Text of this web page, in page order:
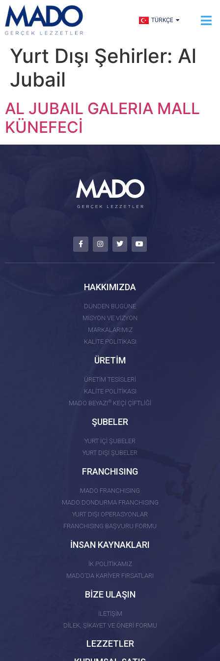
TÜRKÇE
العربية
Yurt Dışı Şehirler: Al
Jubail
AL JUBAIL GALERIA MALL
KÜNEFECİ
HAKKIMIZDA
DÜNDEN BUGÜNE
MİSYON VE VİZYON
MARKALARIMIZ
KALİTE POLİTİKASI
ÜRETİM
ÜRETİM TESİSLERİ
KALİTE POLİTİKASI
MADO BEYAZI® KEÇİ ÇİFTLİĞİ
ŞUBELER
YURT İÇİ ŞUBELER
YURT DIŞI ŞUBELER
FRANCHISING
MADO FRANCHISING
MADO DONDURMA FRANCHISING
YURT DIŞI OPERASYONLAR
FRANCHISING BAŞVURU FORMU
İNSAN KAYNAKLARI
İK POLİTİKAMIZ
MADO'DA KARİYER FIRSATLARI
BİZE ULAŞIN
İLETİŞİM
DİLEK, ŞİKAYET VE ÖNERİ FORMU
LEZZETLER